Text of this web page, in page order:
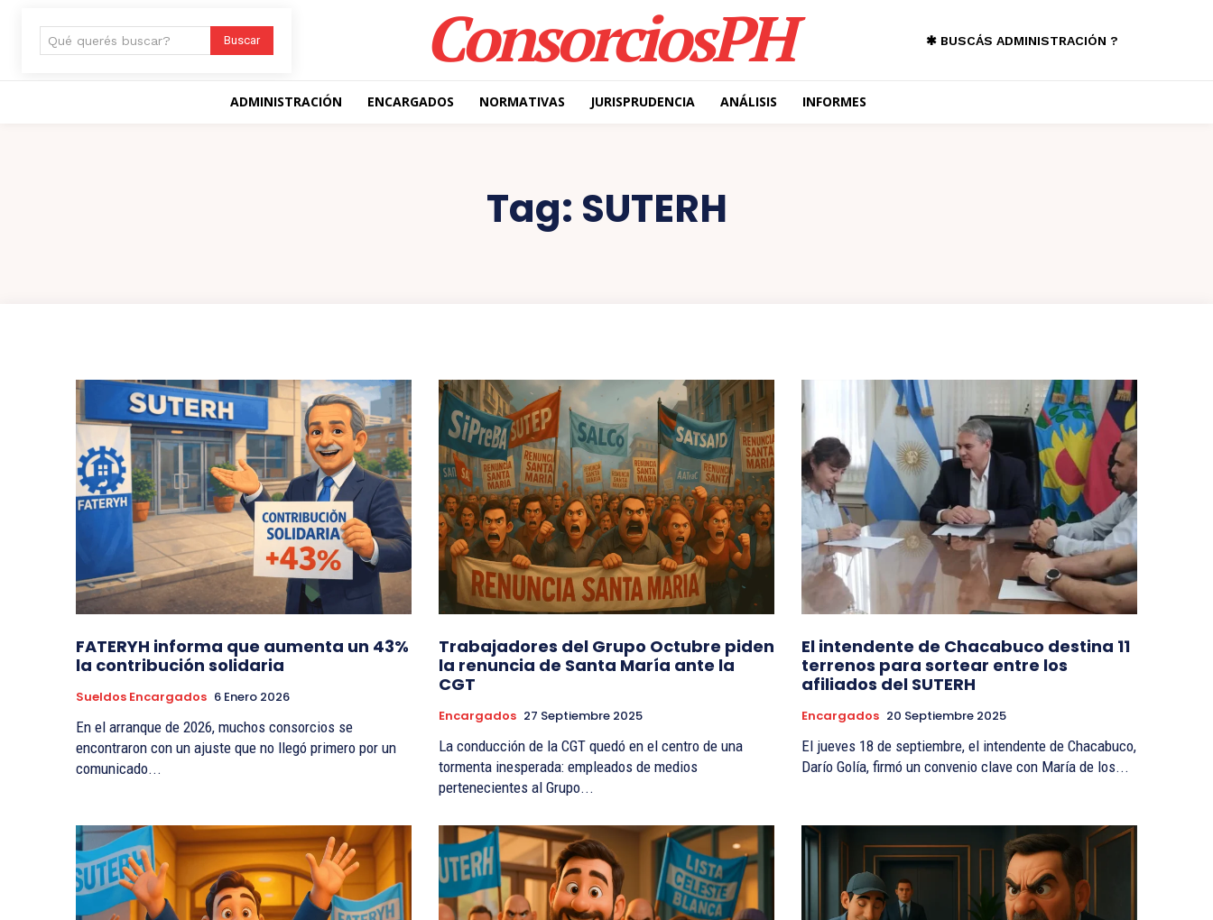
Qué querés buscar? Buscar ConsorciosPH ✱ BUSCÁS ADMINISTRACIÓN ?
ADMINISTRACIÓN ENCARGADOS NORMATIVAS JURISPRUDENCIA ANÁLISIS INFORMES
Tag: SUTERH
FATERYH informa que aumenta un 43%
la contribución solidaria
Sueldos Encargados 6 Enero 2026
En el arranque de 2026, muchos consorcios se
encontraron con un ajuste que no llegó primero por un
comunicado...
Trabajadores del Grupo Octubre piden
la renuncia de Santa María ante la
CGT
Encargados 27 Septiembre 2025
La conducción de la CGT quedó en el centro de una
tormenta inesperada: empleados de medios
pertenecientes al Grupo...
El intendente de Chacabuco destina 11
terrenos para sortear entre los
afiliados del SUTERH
Encargados 20 Septiembre 2025
El jueves 18 de septiembre, el intendente de Chacabuco,
Darío Golía, firmó un convenio clave con María de los...